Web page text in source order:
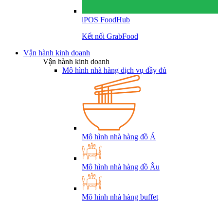
iPOS FoodHub
Kết nối GrabFood
Vận hành kinh doanh
Vận hành kinh doanh
Mô hình nhà hàng dịch vụ đầy đủ
Mô hình nhà hàng đồ Á
Mô hình nhà hàng đồ Âu
Mô hình nhà hàng buffet